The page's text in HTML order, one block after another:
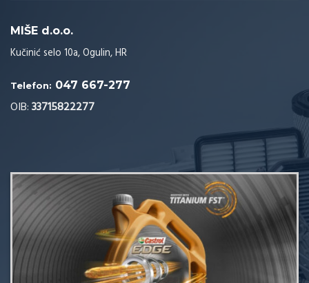
MIŠE d.o.o.
Kučinić selo 10a, Ogulin, HR
Telefon: 047 667-277
OIB:33715822277